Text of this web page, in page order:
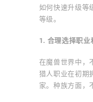
如何快速升级等
等级。
1. 合理选择职业
在魔兽世界中，
猎人职业在初期
家。种族方面，